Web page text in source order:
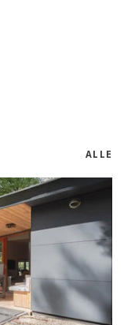
ALLE